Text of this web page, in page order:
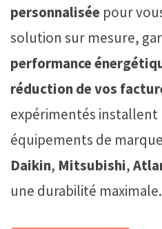
personnalisée pour
solution sur mesure,
performance
réduction de vos
expérimentés
équipements de
Daikin, Mitsubishi,
une durabilité maximale.